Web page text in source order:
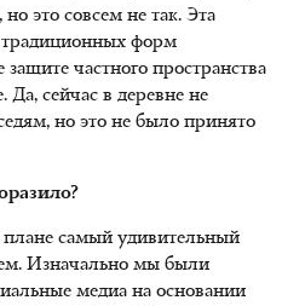
это совсем не так. Эта
традиционных форм
защите частного пространства
Да, сейчас в деревне не
но это не было принято
самый удивительный
Изначально мы были
медиа на основании